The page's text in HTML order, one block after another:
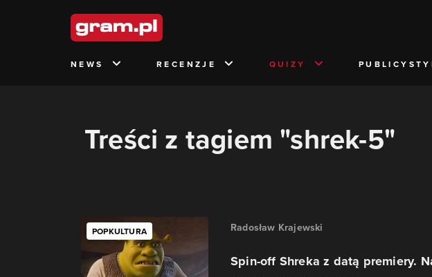
NEWS RECENZJE QUIZY
Treści z tagiem "shrek-5"
POPKULTURA Radosław Krajewski
Spin-off Shreka z datą premiery.